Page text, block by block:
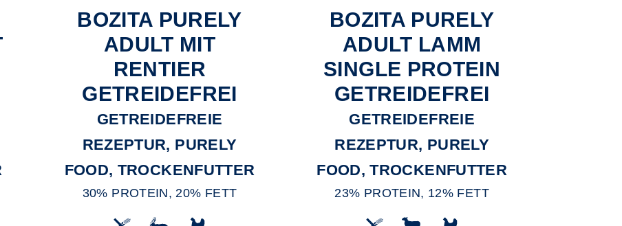
BOZITA PURELY
ADULT MIT
RENTIER
GETREIDEFREI
GETREIDEFREIE
REZEPTUR, PURELY
FOOD, TROCKENFUTTER
30% PROTEIN, 20% FETT
BOZITA PURELY
ADULT LAMM
SINGLE PROTEIN
GETREIDEFREI
GETREIDEFREIE
REZEPTUR, PURELY
FOOD, TROCKENFUTTER
23% PROTEIN, 12% FETT